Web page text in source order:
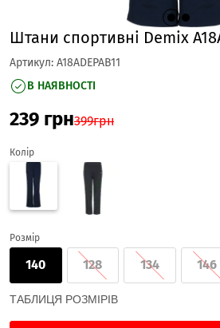
Штани спортивні Demix
Артикул: A18ADEPAB11
В НАЯВНОСТІ
239 грн399грн
Колір
Розмір
140 128 134 146
ТАБЛИЦЯ РОЗМІРІВ